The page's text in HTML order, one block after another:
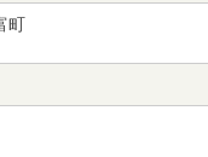
町